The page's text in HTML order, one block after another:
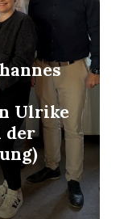
Ulrike
der